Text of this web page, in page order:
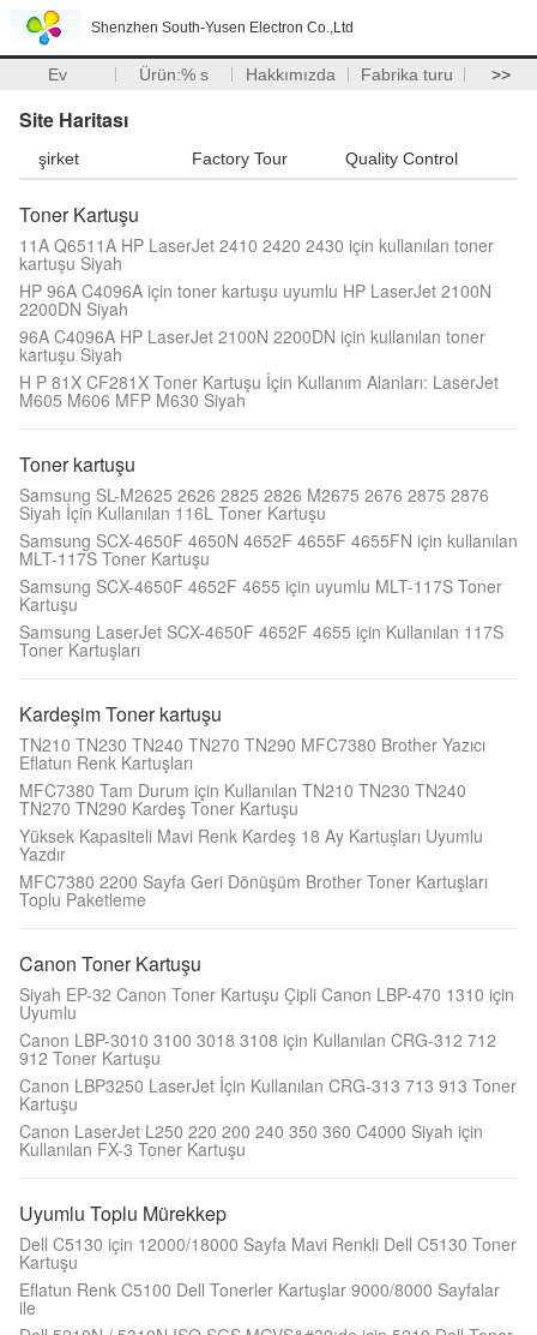
Shenzhen South-Yusen Electron Co.,Ltd
Ev Ürün:% s Hakkımızda Fabrika turu >>
Site Haritası
şirket Factory Tour Quality Control
Toner Kartuşu
11A Q6511A HP LaserJet 2410 2420 2430 için kullanılan toner
kartuşu Siyah
HP 96A C4096A için toner kartuşu uyumlu HP LaserJet 2100N
2200DN Siyah
96A C4096A HP LaserJet 2100N 2200DN için kullanılan toner
kartuşu Siyah
H P 81X CF281X Toner Kartuşu İçin Kullanım Alanları: LaserJet
M605 M606 MFP M630 Siyah
Toner kartuşu
Samsung SL-M2625 2626 2825 2826 M2675 2676 2875 2876
Siyah İçin Kullanılan 116L Toner Kartuşu
Samsung SCX-4650F 4650N 4652F 4655F 4655FN için kullanılan
MLT-117S Toner Kartuşu
Samsung SCX-4650F 4652F 4655 için uyumlu MLT-117S Toner
Kartuşu
Samsung LaserJet SCX-4650F 4652F 4655 için Kullanılan 117S
Toner Kartuşları
Kardeşim Toner kartuşu
TN210 TN230 TN240 TN270 TN290 MFC7380 Brother Yazıcı
Eflatun Renk Kartuşları
MFC7380 Tam Durum için Kullanılan TN210 TN230 TN240
TN270 TN290 Kardeş Toner Kartuşu
Yüksek Kapasiteli Mavi Renk Kardeş 18 Ay Kartuşları Uyumlu
Yazdır
MFC7380 2200 Sayfa Geri Dönüşüm Brother Toner Kartuşları
Toplu Paketleme
Canon Toner Kartuşu
Siyah EP-32 Canon Toner Kartuşu Çipli Canon LBP-470 1310 için
Uyumlu
Canon LBP-3010 3100 3018 3108 için Kullanılan CRG-312 712
912 Toner Kartuşu
Canon LBP3250 LaserJet İçin Kullanılan CRG-313 713 913 Toner
Kartuşu
Canon LaserJet L250 220 200 240 350 360 C4000 Siyah için
Kullanılan FX-3 Toner Kartuşu
Uyumlu Toplu Mürekkep
Dell C5130 için 12000/18000 Sayfa Mavi Renkli Dell C5130 Toner
Kartuşu
Eflatun Renk C5100 Dell Tonerler Kartuşlar 9000/8000 Sayfalar
ile